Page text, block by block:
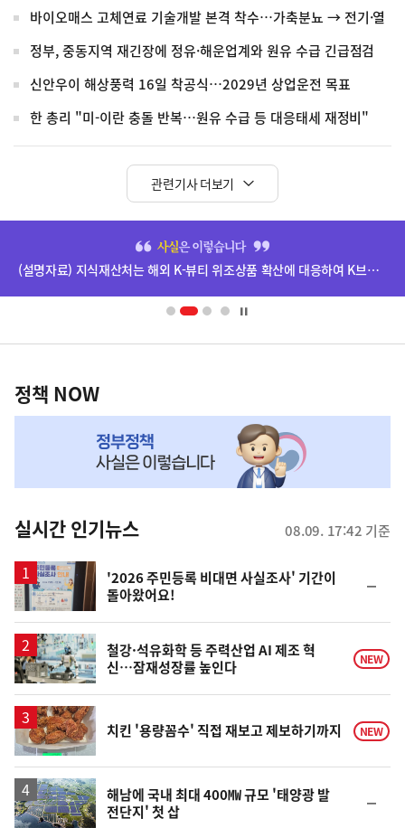
바이오매스 고체연료 기술개발 본격 착수…가축분뇨 → 전기·열
정부, 중동지역 재긴장에 정유·해운업계와 원유 수급 긴급점검
신안우이 해상풍력 16일 착공식…2029년 상업운전 목표
한 총리 "미-이란 충돌 반복…원유 수급 등 대응태세 재정비"
관련기사 더보기
배
영
(설명자료) 지식재산처는 해외 K-뷰티 위조상품 확산에 대응하여 K브랜드 정부인증, 유통차단, 국제공조까지 K-브랜드 보호를 강화하고 있습니다.
책
NOW,
뉴
스
정책 NOW
실시간 인기뉴스 08.09. 17:42 기준
'2026 주민등록 비대면 사실조사' 기간이
돌아왔어요!
일
철강·석유화학 등 주력산업 AI 제조 혁
신…잠재성장률 높인다
NEW
치킨 '용량꼼수' 직접 재보고 제보하기까지 NEW
해남에 국내 최대 400㎿ 규모 '태양광 발
전단지' 첫 삽